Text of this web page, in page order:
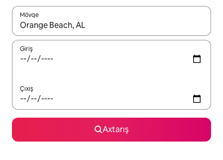
Mövqe
Nəticələr varsa, yuxarı və aşağı ox düymələri ilə naviqasiya
Giriş
Çıxış
Axtarış